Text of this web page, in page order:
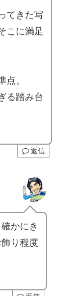
てきた写
こに満足
点。
る踏み台
返信
かにき
り程度